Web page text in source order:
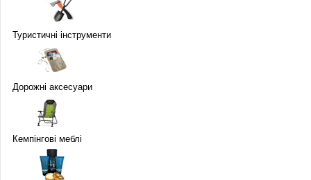
Туристичні інструменти
Дорожні аксесуари
Кемпінгові меблі